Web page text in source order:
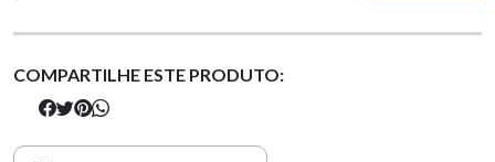
COMPARTILHE ESTE PRODUTO: